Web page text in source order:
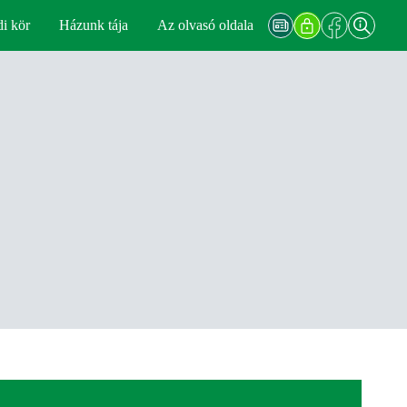
kör Házunk tája Az olvasó oldala